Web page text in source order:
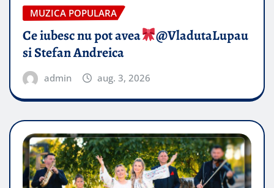
MUZICA POPULARA
Ce iubesc nu pot avea
​@VladutaLupau
si Stefan Andreica
admin aug. 3, 2026